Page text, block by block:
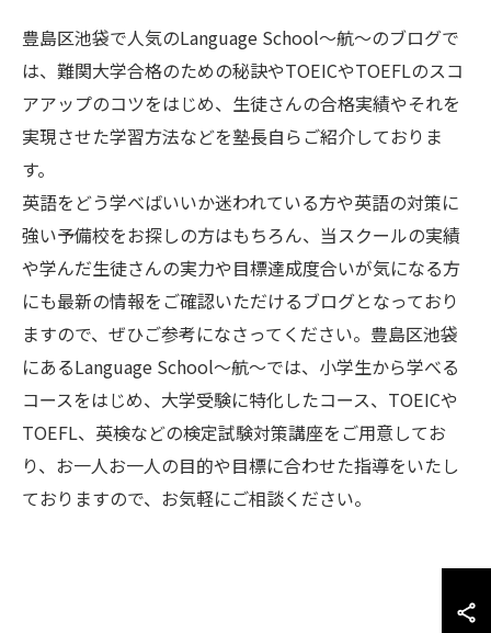
豊島区池袋で人気のLanguage School～航～のブログで
は、難関大学合格のための秘訣やTOEICやTOEFLのスコ
アアップのコツをはじめ、生徒さんの合格実績やそれを
実現させた学習方法などを塾長自らご紹介しておりま
す。
英語をどう学べばいいか迷われている方や英語の対策に
強い予備校をお探しの方はもちろん、当スクールの実績
や学んだ生徒さんの実力や目標達成度合いが気になる方
にも最新の情報をご確認いただけるブログとなっており
ますので、ぜひご参考になさってください。豊島区池袋
にあるLanguage School～航～では、小学生から学べる
コースをはじめ、大学受験に特化したコース、TOEICや
TOEFL、英検などの検定試験対策講座をご用意してお
り、お一人お一人の目的や目標に合わせた指導をいたし
ておりますので、お気軽にご相談ください。